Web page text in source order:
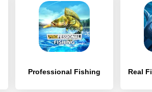
Professional Fishing